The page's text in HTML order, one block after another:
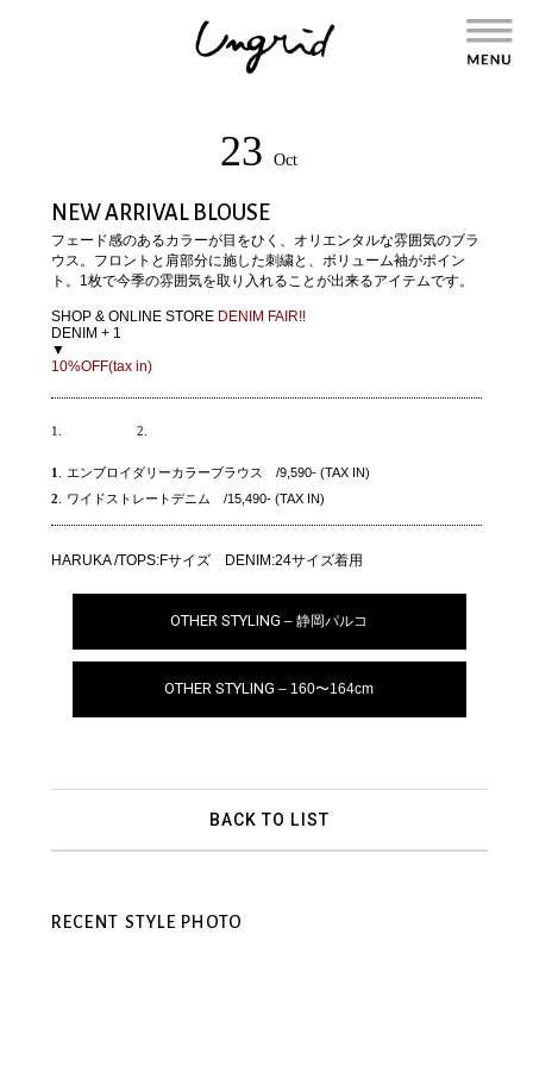
23 Oct
NEW ARRIVAL BLOUSE
フェード感のあるカラーが目をひく、オリエンタルな雰囲気のブラ
ウス。フロントと肩部分に施した刺繍と、ボリューム袖がポイン
ト。1枚で今季の雰囲気を取り入れることが出来るアイテムです。
SHOP& ONLINE STORE DENIM FAIR!!
DENIM + 1
▼
10%OFF(tax in)
1. 2.
1
エンブロイダリーカラーブラウス /9,590- (TAX IN)
2
ワイドストレートデニム /15,490- (TAX IN)
HARUKA /TOPS:Fサイズ DENIM:24サイズ着用
OTHER STYLING – 静岡パルコ
OTHER STYLING – 160〜164cm
BACK TO LIST
RECENT STYLE PHOTO